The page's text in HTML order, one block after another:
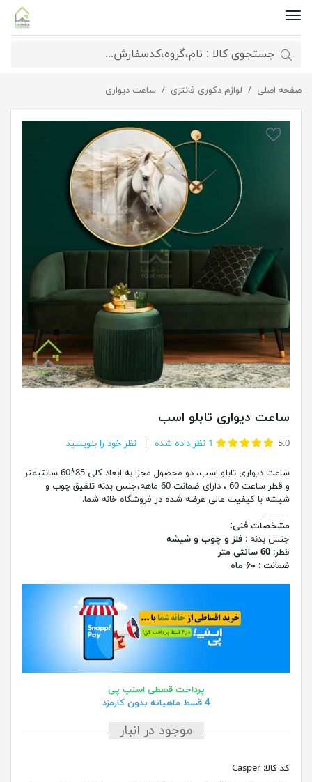
صفحه اصلی لوازم دکوری فانتزی ساعت دیواری ساعت دیواری تابلو اسب
ساعت دیواری تابلو اسب
5.0
1 نظر داده شده نظر خود را بنویسید
ساعت دیواری تابلو اسب، دو محصول مجزا به ابعاد کلی 85*60 سانتیمتر
و قطر ساعت 60 ، دارای ضمانت 60 ماهه،جنس بدنه تلفیق چوب و
شیشه با کیفیت عالی عرضه شده در فروشگاه خانه شما.
______
مشخصات فنی:
جنس بدنه : فلز و چوب و شیشه
قطر: 60 سانتی متر
ضمانت : ۶۰ ماه
پرداخت قسطی اسنپ پی
4 قسط ماهیانه بدون کارمزد
موجود در انبار
کد کالا: Casper